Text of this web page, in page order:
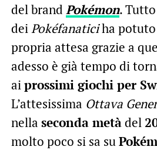
del brand Pokémon.
dei Pokéfanaticiha potuto
propria attesa grazie a
adesso è già tempo di
ai prossimi giochi per
L’attesissima Ottava
nella seconda metàdel
molto poco si sa su